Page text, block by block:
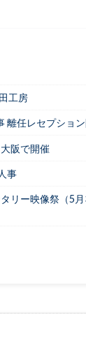
工房
離任レセプショ
阪で開催
事
リー映像祭（5